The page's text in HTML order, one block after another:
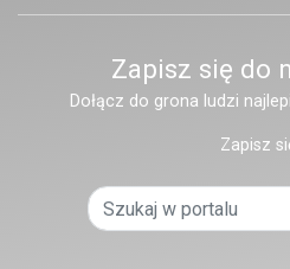
Zapisz się do
Dołącz do grona ludzi
Zapisz